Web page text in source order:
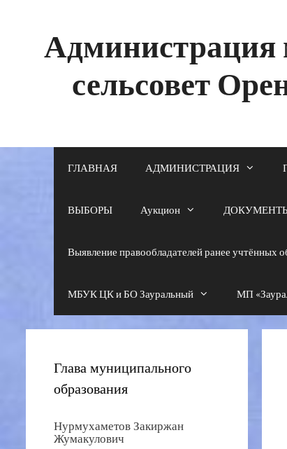
Администрация
сельсовет
ГЛАВНАЯ АДМИНИСТРАЦИЯ
ВЫБОРЫ Аукцион
Выявление правообладателей ранее учтённых
МБУК ЦК и БО Зауральный МП
Глава муниципального
образования
Нурмухаметов Закиржан
Жумакулович